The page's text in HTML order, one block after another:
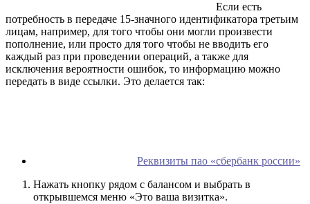
Если есть
потребность в передаче 15-значного идентификатора третьим
лицам, например, для того чтобы они могли произвести
пополнение, или просто для того чтобы не вводить его
каждый раз при проведении операций, а также для
исключения вероятности ошибок, то информацию можно
передать в виде ссылки. Это делается так:
Реквизиты пао «сбербанк россии»
Нажать кнопку рядом с балансом и выбрать в
открывшемся меню «Это ваша визитка».